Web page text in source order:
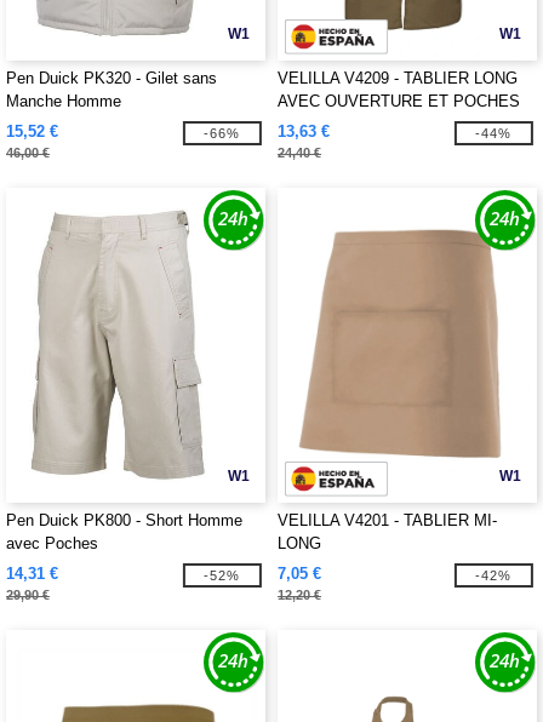
W1
Pen Duick PK320 - Gilet sans
Manche Homme
15,52 €
46,00 €
-66%
W1
VELILLA V4209 - TABLIER LONG
AVEC OUVERTURE ET POCHES
13,63 €
24,40 €
-44%
W1
Pen Duick PK800 - Short Homme
avec Poches
14,31 €
29,90 €
-52%
W1
VELILLA V4201 - TABLIER MI-
LONG
7,05 €
12,20 €
-42%